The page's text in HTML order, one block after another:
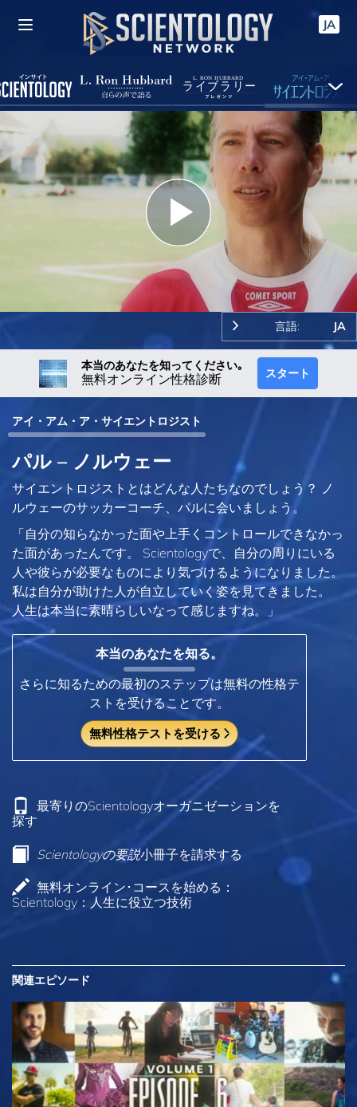
JA
Play
Video
言語: JA
本当のあなたを知ってください｡
無料オンライン性格診断 スタート
アイ・アム・ア・サイエントロジスト
パル – ノルウェー
サイエントロジストとはどんな人たちなのでしょう？ ノ
ルウェーのサッカーコーチ、パルに会いましょう。
「自分の知らなかった面や上手くコントロールできなかっ
た面があったんです。 Scientologyで、自分の周りにいる
人や彼らが必要なものにより気づけるようになりました。
私は自分が助けた人が自立していく姿を見てきました。
人生は本当に素晴らしいなって感じますね。」
本当のあなたを知る。
さらに知るための最初のステップは無料の性格テ
ストを受けることです。
無料性格テストを受ける
最寄りのScientologyオーガニゼーションを
探す
Scientologyの要説小冊子を請求する
無料オンライン･コースを始める：
Scientology：人生に役立つ技術
関連エピソード